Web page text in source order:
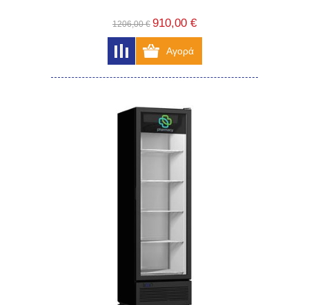
1206,00 € 910,00 €